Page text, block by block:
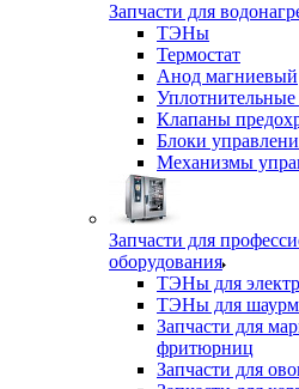
Запчасти для
ТЭНы
Термостат
Анод магниевый
Уплотнительные
Клапаны
Блоки
Механизмы
Запчасти для
оборудования
ТЭНы для
ТЭНы для
Запчасти для
фритюрниц
Запчасти для